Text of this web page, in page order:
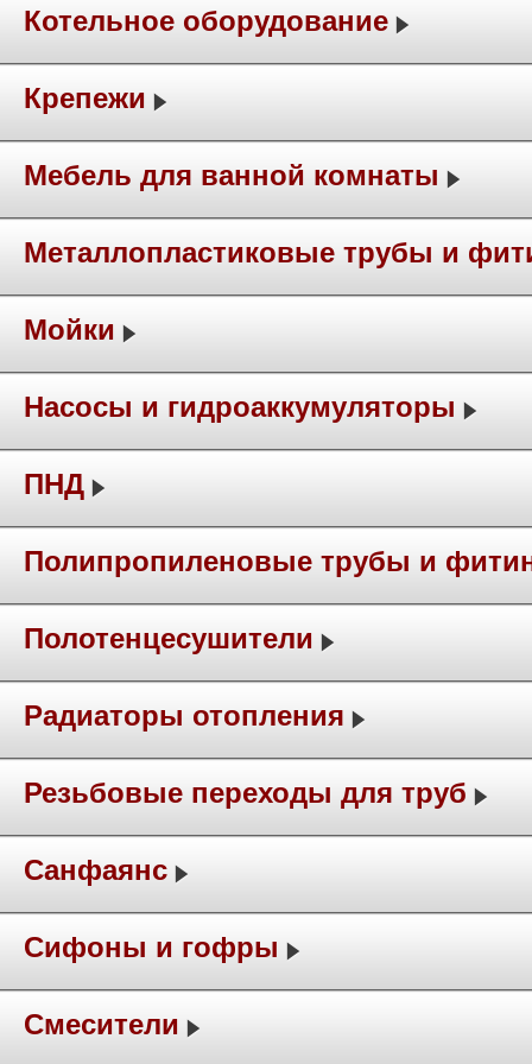
Котельное оборудование
Крепежи
Мебель для ванной комнаты
Металлопластиковые трубы и
Мойки
Насосы и гидроаккумуляторы
ПНД
Полипропиленовые трубы и
Полотенцесушители
Радиаторы отопления
Резьбовые переходы для труб
Санфаянс
Сифоны и гофры
Смесители